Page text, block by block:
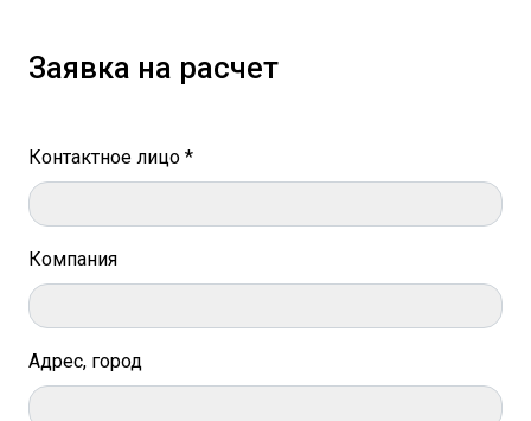
Заявка на расчет
Контактное лицо *
Компания
Адрес, город